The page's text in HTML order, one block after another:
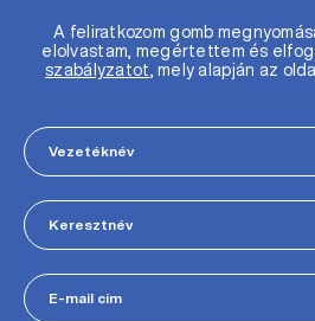
A feliratkozom gomb
elolvastam, megértettem és
szabályzatot , mely alapján az